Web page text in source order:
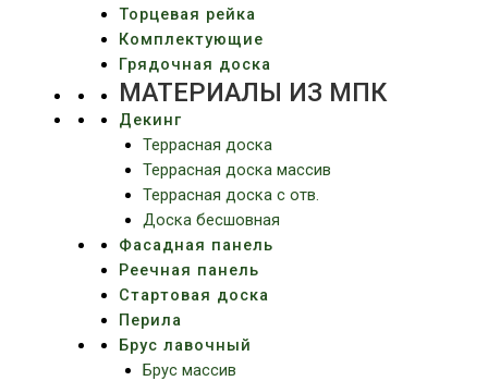
Торцевая рейка
Комплектующие
Грядочная доска
МАТЕРИАЛЫ ИЗ МПК
Декинг
Террасная доска
Террасная доска массив
Террасная доска c отв.
Доска бесшовная
Фасадная панель
Реечная панель
Стартовая доска
Перила
Брус лавочный
Брус массив